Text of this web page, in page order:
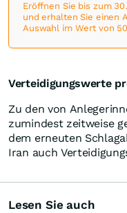
Eröffnen Sie bis zum
und erhalten Sie einen
Auswahl im Wert von
Verteidigungswerte
Zu den von
zumindest zeitweise
dem erneuten
Iran auch
Lesen Sie auch